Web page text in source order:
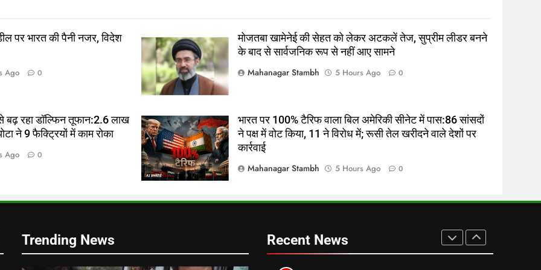
पर भारत की पैनी नजर, विदेश
Ago 0
मोजतबा खामेनेई की सेहत को लेकर अटकलें तेज, सुप्रीम लीडर बनने
के बाद से सार्वजनिक रूप से नहीं आए सामने
Mahanagar Stambh
5 Hours Ago 0
बढ़ रहा डॉल्फिन तूफान:2.6 लाख
ने 9 फैक्ट्रियों में काम रोका
Ago 0
भारत पर 100% टैरिफ वाला बिल अमेरिकी सीनेट में पास:86 सांसदों
ने पक्ष में वोट किया, 11 ने विरोध में; रूसी तेल खरीदने वाले देशों पर
कार्रवाई
Mahanagar Stambh
5 Hours Ago 0
Trending News Recent News
रहेगा
ऑटोमोबाइल तकनीक
1
मिशन आरोही के दूसरे दिन 2035
होगा शुरू
राज्य
2
का रिकॉर्ड, IMD ने जारी किया रेड
बढ़ाएं, Parliamentary Panel की